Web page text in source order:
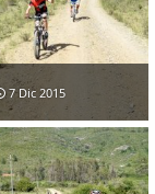
7 Dic 2015